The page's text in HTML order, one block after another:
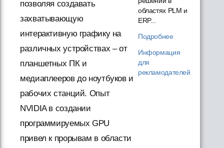
позволяя создавать
захватывающую
интерактивную графику на
различных устройствах – от
планшетных ПК и
медиаплееров до ноутбуков и
рабочих станций. Опыт
NVIDIA в создании
программируемых GPU
привел к прорывам в области
областях PLM и
ERP...
Подробнее
Информация
для
рекламодателей